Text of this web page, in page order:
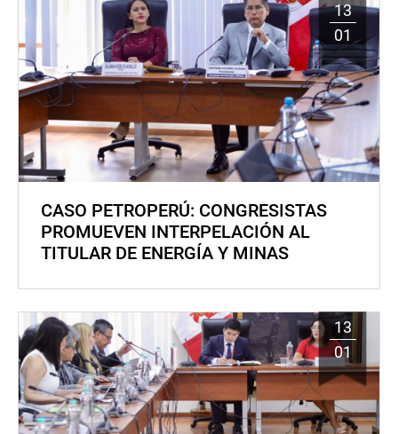
13
01
CASO PETROPERÚ: CONGRESISTAS
PROMUEVEN INTERPELACIÓN AL
TITULAR DE ENERGÍA Y MINAS
13
01